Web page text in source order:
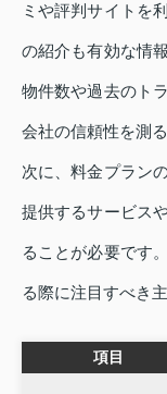
ミや評判サイトを
の紹介も有効な情
物件数や過去のト
会社の信頼性を測
次に、料金プラン
提供するサービス
ることが必要です
る際に注目すべき
項目